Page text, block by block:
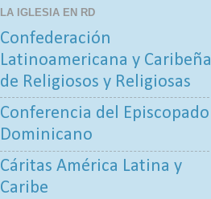
LA IGLESIA EN RD
Confederación
Latinoamericana y Caribeña
de Religiosos y Religiosas
Conferencia del Episcopado
Dominicano
Cáritas América Latina y
Caribe